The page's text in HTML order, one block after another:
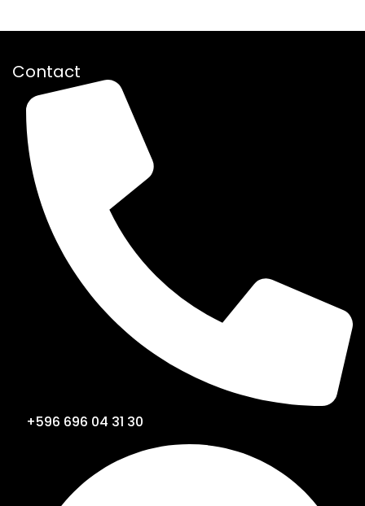
Contact
+596 696 04 31 30